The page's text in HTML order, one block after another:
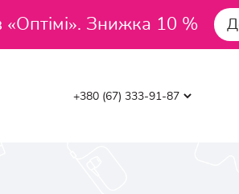
«Оптімі». Знижка 10 %